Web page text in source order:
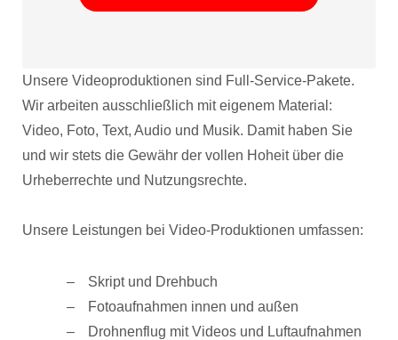
Unsere Videoproduktionen sind Full-Service-Pakete.
Wir arbeiten ausschließlich mit eigenem Material:
Video, Foto, Text, Audio und Musik. Damit haben Sie
und wir stets die Gewähr der vollen Hoheit über die
Urheberrechte und Nutzungsrechte.
Unsere Leistungen bei Video-Produktionen umfassen:
Skript und Drehbuch
Fotoaufnahmen innen und außen
Drohnenflug mit Videos und Luftaufnahmen